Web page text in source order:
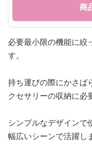
商
必要最小限の機能に絞
す。
持ち運びの際にかさば
クセサリーの収納に必
シンプルなデザインで
幅広いシーンで活躍し